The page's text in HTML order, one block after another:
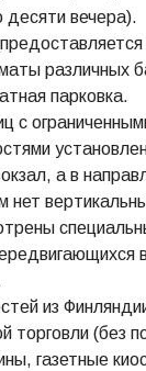
десяти вечера).
различных
парковка.
с
а в
нет
из
торговли (без
газетные